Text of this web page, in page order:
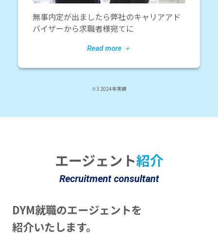
無事内定が出ましたら弊社のキャリアアド
バイザーから求職者様宛てに
※3 2024年実績
エージェント紹介
Recruitment consultant
DYM就職のエージェントを
紹介いたします。